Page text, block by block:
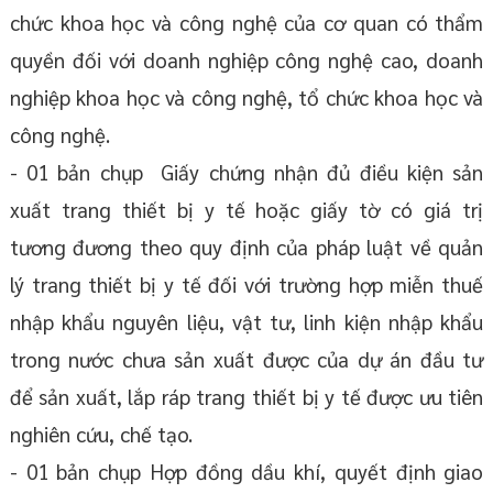
chức khoa học và công nghệ của cơ quan có thẩm
quyền đối với doanh nghiệp công nghệ cao, doanh
nghiệp khoa học và công nghệ, tổ chức khoa học và
công nghệ.
- 01 bản chụp Giấy chứng nhận đủ điều kiện sản
xuất trang thiết bị y tế hoặc giấy tờ có giá trị
tương đương theo quy định của pháp luật về quản
lý trang thiết bị y tế đối với trường hợp miễn thuế
nhập khẩu nguyên liệu, vật tư, linh kiện nhập khẩu
trong nước chưa sản xuất được của dự án đầu tư
để sản xuất, lắp ráp trang thiết bị y tế được ưu tiên
nghiên cứu, chế tạo.
- 01 bản chụp Hợp đồng dầu khí, quyết định giao